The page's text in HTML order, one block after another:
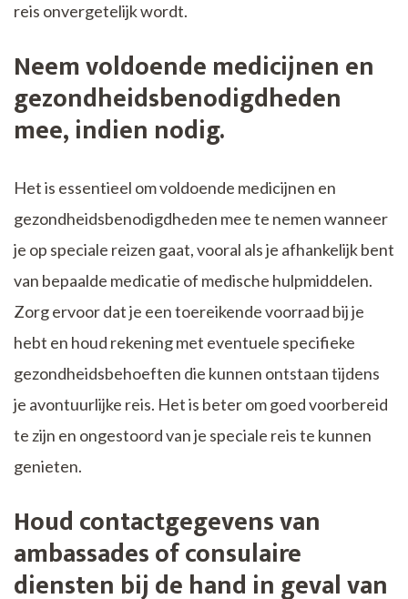
reis onvergetelijk wordt.
Neem voldoende medicijnen en
gezondheidsbenodigdheden
mee, indien nodig.
Het is essentieel om voldoende medicijnen en
gezondheidsbenodigdheden mee te nemen wanneer
je op speciale reizen gaat, vooral als je afhankelijk bent
van bepaalde medicatie of medische hulpmiddelen.
Zorg ervoor dat je een toereikende voorraad bij je
hebt en houd rekening met eventuele specifieke
gezondheidsbehoeften die kunnen ontstaan tijdens
je avontuurlijke reis. Het is beter om goed voorbereid
te zijn en ongestoord van je speciale reis te kunnen
genieten.
Houd contactgegevens van
ambassades of consulaire
diensten bij de hand in geval van